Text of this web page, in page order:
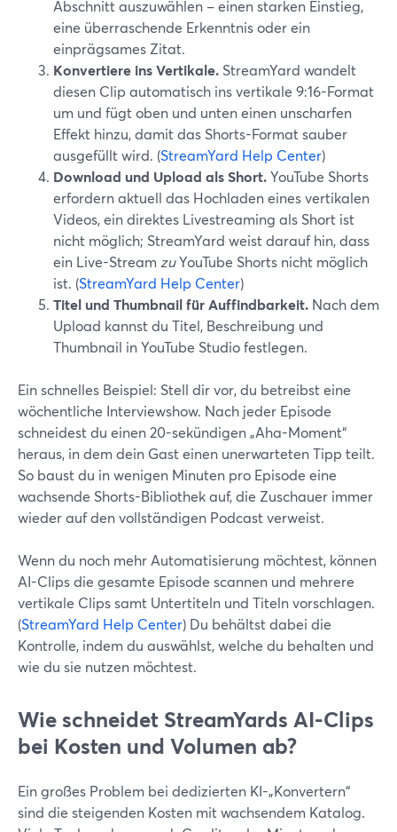
Abschnitt auszuwählen – einen starken Einstieg,
eine überraschende Erkenntnis oder ein
einprägsames Zitat.
Konvertiere ins Vertikale. StreamYard wandelt
diesen Clip automatisch ins vertikale 9:16-Format
um und fügt oben und unten einen unscharfen
Effekt hinzu, damit das Shorts-Format sauber
ausgefüllt wird. (StreamYard Help Center)
Download und Upload als Short.YouTube Shorts
erfordern aktuell das Hochladen eines vertikalen
Videos, ein direktes Livestreaming als Short ist
nicht möglich; StreamYard weist darauf hin, dass
ein Live-Stream zuYouTube Shorts nicht möglich
ist. (StreamYard Help Center)
Titel und Thumbnail für Auffindbarkeit. Nach dem
Upload kannst du Titel, Beschreibung und
Thumbnail in YouTube Studio festlegen.
Ein schnelles Beispiel: Stell dir vor, du betreibst eine
wöchentliche Interviewshow. Nach jeder Episode
schneidest du einen 20-sekündigen „Aha-Moment“
heraus, in dem dein Gast einen unerwarteten Tipp teilt.
So baust du in wenigen Minuten pro Episode eine
wachsende Shorts-Bibliothek auf, die Zuschauer immer
wieder auf den vollständigen Podcast verweist.
Wenn du noch mehr Automatisierung möchtest, können
AI-Clips die gesamte Episode scannen und mehrere
vertikale Clips samt Untertiteln und Titeln vorschlagen.
(StreamYard Help Center) Du behältst dabei die
Kontrolle, indem du auswählst, welche du behalten und
wie du sie nutzen möchtest.
Wie schneidet StreamYards AI-Clips
bei Kosten und Volumen ab?
Ein großes Problem bei dedizierten KI-„Konvertern“
sind die steigenden Kosten mit wachsendem Katalog.